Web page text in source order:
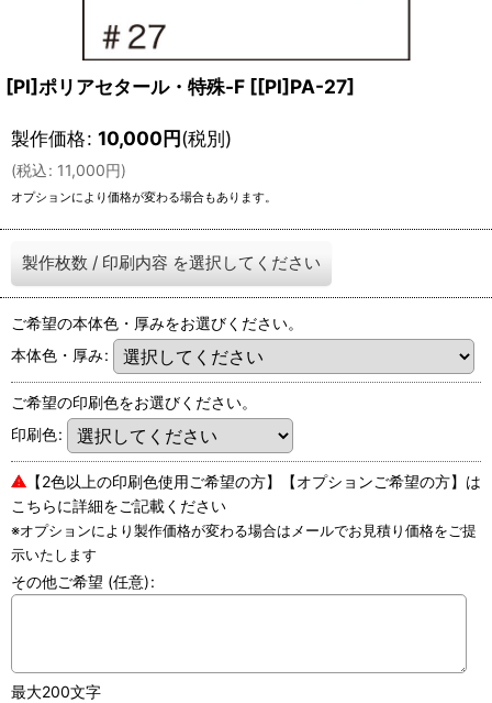
[PI]ポリアセタール・特殊-F [[PI]PA-27]
製作価格: 10,000円(税別)
(税込: 11,000円)
オプションにより価格が変わる場合もあります。
製作枚数 / 印刷内容 を選択してください
ご希望の本体色・厚みをお選びください。
本体色・厚み:
ご希望の印刷色をお選びください。
印刷色:
⚠ 【2色以上の印刷色使用ご希望の方】【オプションご希望の方】は
こちらに詳細をご記載ください
※オプションにより製作価格が変わる場合はメールでお見積り価格をご提
示いたします
その他ご希望 (任意):
最大200文字